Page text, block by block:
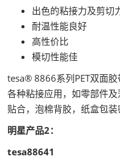
出色的粘接力及剪切
耐温性能良好
高性价比
模切性能佳
tesa® 8866系列PET双面
各种粘接应用，如零部件
贴合，泡棉背胶，纸盒包装
明星产品2：
tesa88641